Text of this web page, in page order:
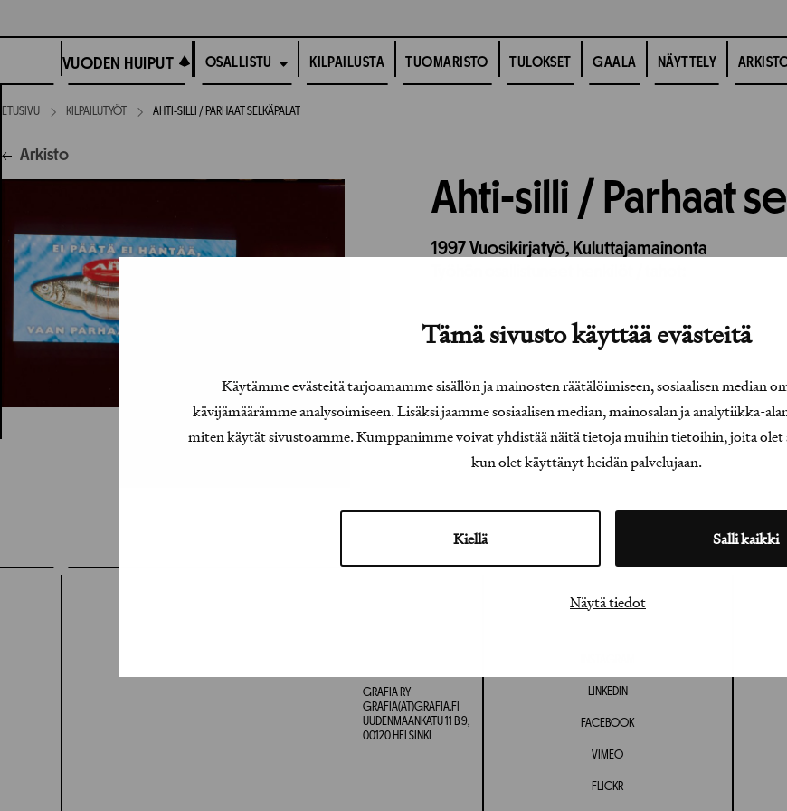
Tämä sivusto käyttää evästeitä
Käytämme evästeitä tarjoamamme sisällön ja mainosten räätälöimiseen, sosiaalisen median
kävijämäärämme analysoimiseen. Lisäksi jaamme sosiaalisen median, mainosalan ja analytiikka-
miten käytät sivustoamme. Kumppanimme voivat yhdistää näitä tietoja muihin tietoihin, joita
kun olet käyttänyt heidän palvelujaan.
Kiellä Salli kaikki
Näytä tiedot
suoraan
VUODEN HUIPUT
VUODEN HUIPUT OSALLISTU KILPAILUSTA TUOMARISTO TULOKSET GAALA NÄYTTELY
ETUSIVU KILPAILUTYÖT AHTI-SILLI / PARHAAT SELKÄPALAT
Arkisto
Ahti-silli / Parhaat
1997 Vuosikirjatyö, Kuluttajamainonta
GRAFIA RY
GRAFIA(AT)GRAFIA.FI
UUDENMAANKATU 11 B 9,
00120 HELSINKI
LINKEDIN
FACEBOOK
VIMEO
FLICKR